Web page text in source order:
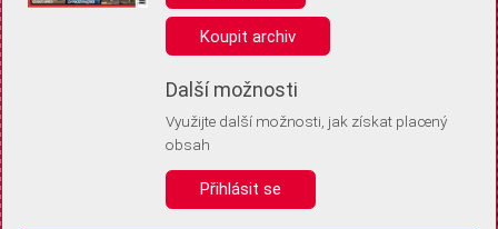
Anonymní unikátní ID
Díky němu příště poznáme, že se jedná o stejné zařízení, a
Identifikátor je zcela anonymní.
Vaše souhlasy a odmítnutí si ukládáme do vašeho zařízení, abychom se
vás už příště znovu neptali. Můžete je kdykoli později upravit ve Správě
Koupit archiv
Další možnosti
Využijte další možnosti, jak získat placený
obsah
Přihlásit se